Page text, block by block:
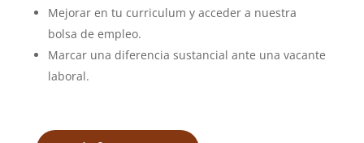
Mejorar en tu curriculum y acceder a nuestra
bolsa de empleo.
Marcar una diferencia sustancial ante una vacante
laboral.